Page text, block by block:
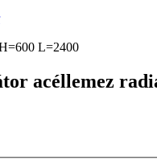
L=2400
acéllemez